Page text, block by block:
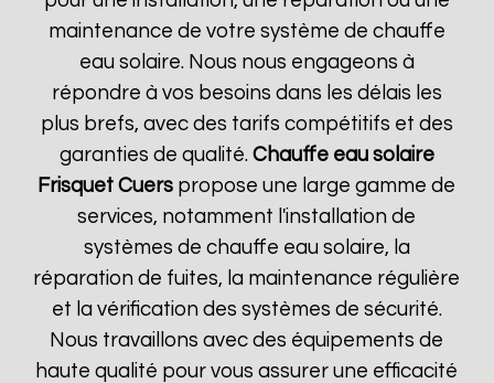
maintenance de votre système de chauffe
eau solaire. Nous nous engageons à
répondre à vos besoins dans les délais les
plus brefs, avec des tarifs compétitifs et des
garanties de qualité. Chauffe eau solaire
Frisquet Cuers propose une large gamme de
services, notamment l'installation de
systèmes de chauffe eau solaire, la
réparation de fuites, la maintenance régulière
et la vérification des systèmes de sécurité.
Nous travaillons avec des équipements de
haute qualité pour vous assurer une efficacité